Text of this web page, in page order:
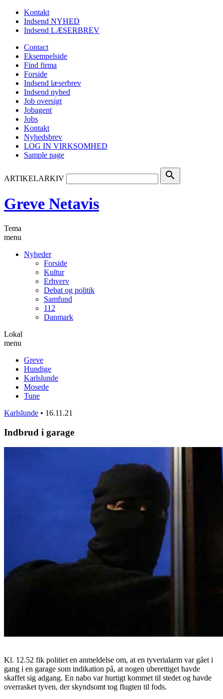
Kontakt
Indsend NYHED
Indsend LÆSERBREV
Contact
Eksempelside
Find firma
Forside
Indsend læserbrev
Indsend nyhed
Job oversigt
Jobagent
Jobs
Kontakt
Nyhedsbrev
LOG IN VIRKSOMHED
Sample page
ARTIKELARKIV search
Greve Netavis
Tema
menu
Nyheder
Forside
Kultur
Erhverv
Debat og politik
Samfund
112
Danmark
Lokal
menu
Greve
Hundige
Karlslunde
Mosede
Tune
Karlslunde • 16.11.21
Indbrud i garage
Kl. 12.52 fik politiet en anmeldelse om, at en tyverialarm var gået i
gang i en garage som indikation på, at nogen uberettiget havde
skaffet sig adgang. En nabo var hurtigt kommet til stedet og havde
overrasket tyven, der skyndsomt tog flugten til fods.